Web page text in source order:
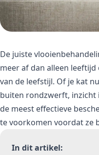
De juiste
meer af dan alleen
van de leefstijl. Of je kat
buiten rondzwerft, inzicht
de meest effectieve
te voorkomen voordat ze
In dit artikel: